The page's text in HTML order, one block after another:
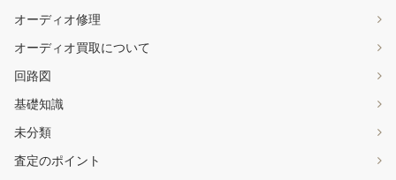
オーディオ修理
オーディオ買取について
回路図
基礎知識
未分類
査定のポイント